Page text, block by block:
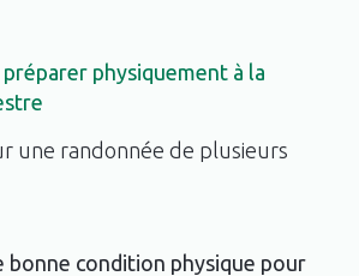
physiquement à la
une randonnée de plusieurs
bonne condition physique pour